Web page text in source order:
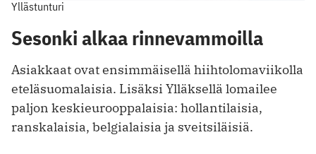
Yllästunturi
Sesonki alkaa rinnevammoilla
Asiakkaat ovat ensimmäisellä hiihtolomaviikolla
eteläsuomalaisia. Lisäksi Ylläksellä lomailee
paljon keskieurooppalaisia: hollantilaisia,
ranskalaisia, belgialaisia ja sveitsiläisiä.